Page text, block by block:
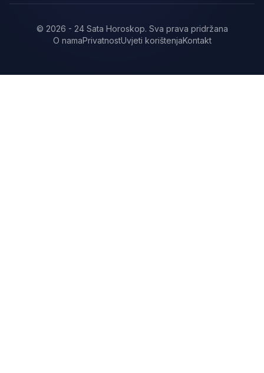
© 2026 - 24 Sata Horoskop. Sva prava pridržana
O namaPrivatnostUvjeti korištenjaKontakt